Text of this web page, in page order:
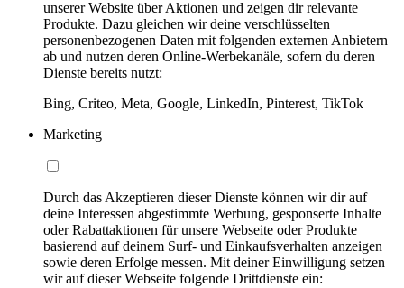
unserer Website über Aktionen und zeigen dir relevante
Produkte. Dazu gleichen wir deine verschlüsselten
personenbezogenen Daten mit folgenden externen Anbietern
ab und nutzen deren Online-Werbekanäle, sofern du deren
Dienste bereits nutzt:
Bing, Criteo, Meta, Google, LinkedIn, Pinterest, TikTok
Marketing
Durch das Akzeptieren dieser Dienste können wir dir auf
deine Interessen abgestimmte Werbung, gesponserte Inhalte
oder Rabattaktionen für unsere Webseite oder Produkte
basierend auf deinem Surf- und Einkaufsverhalten anzeigen
sowie deren Erfolge messen. Mit deiner Einwilligung setzen
wir auf dieser Webseite folgende Drittdienste ein: